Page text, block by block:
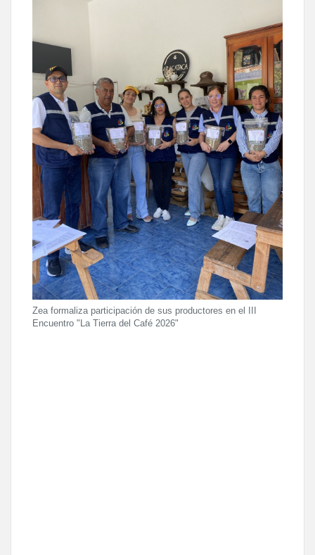
Zea formaliza participación de sus productores en el III
Encuentro "La Tierra del Café 2026"